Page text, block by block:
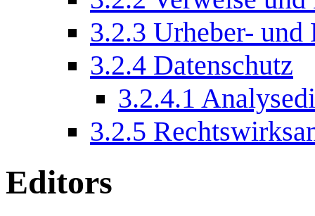
3.2.3 Urheber- und
3.2.4 Datenschutz
3.2.4.1
3.2.5
Editors